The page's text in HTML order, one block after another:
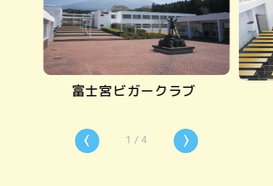
富士宮ビガークラブ
1 / 4